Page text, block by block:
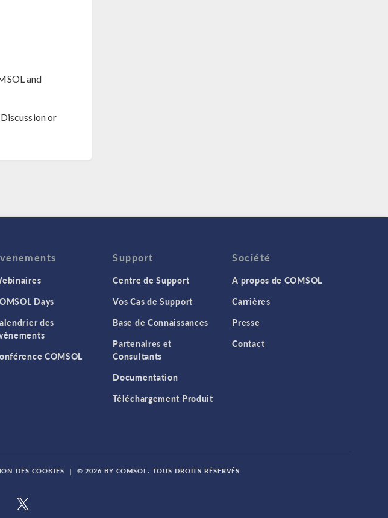
and
or
Days
des
COMSOL
Support
Centre de Support
Vos Cas de Support
Base de Connaissances
Partenaires et
Consultants
Documentation
Téléchargement Produit
Société
A propos de COMSOL
Carrières
Presse
Contact
DES COOKIES | © 2026 BY COMSOL. TOUS DROITS RÉSERVÉS